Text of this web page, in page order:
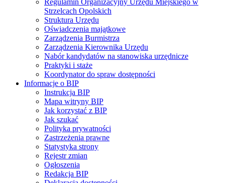
Regulamin Organizacyjny Urzędu Miejskiego w
Strzelcach Opolskich
Struktura Urzędu
Oświadczenia majątkowe
Zarządzenia Burmistrza
Zarządzenia Kierownika Urzędu
Nabór kandydatów na stanowiska urzędnicze
Praktyki i staże
Koordynator do spraw dostępności
Informacje o BIP
Instrukcja BIP
Mapa witryny BIP
Jak korzystać z BIP
Jak szukać
Polityka prywatności
Zastrzeżenia prawne
Statystyka strony
Rejestr zmian
Ogłoszenia
Redakcja BIP